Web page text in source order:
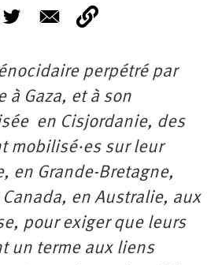
perpétré par
à Gaza, et à son
en Cisjordanie, des
mobilisé·es sur leur
en Grande-Bretagne,
en Australie, aux
pour exiger que leurs
un terme aux liens